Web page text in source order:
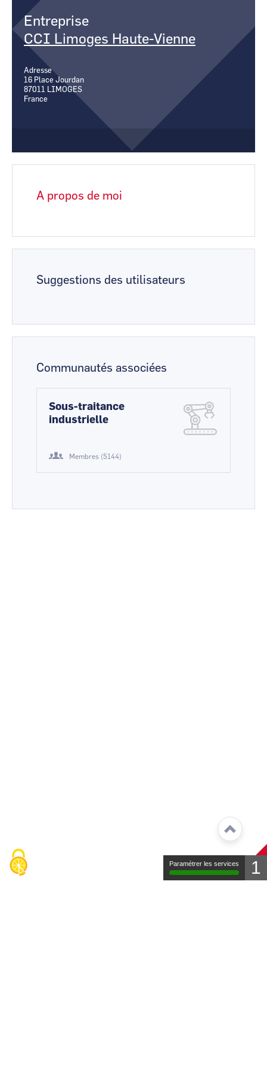
CCI Business
Pays de la Loire
Pays de la Loire
Entreprise
CCI Limoges Haute-Vienne
Adresse
16 Place Jourdan
87011 LIMOGES
France
A propos de moi
Suggestions des utilisateurs
Communautés associées
Sous-traitance
industrielle
Membres (5144)
Paramétrer les services 1